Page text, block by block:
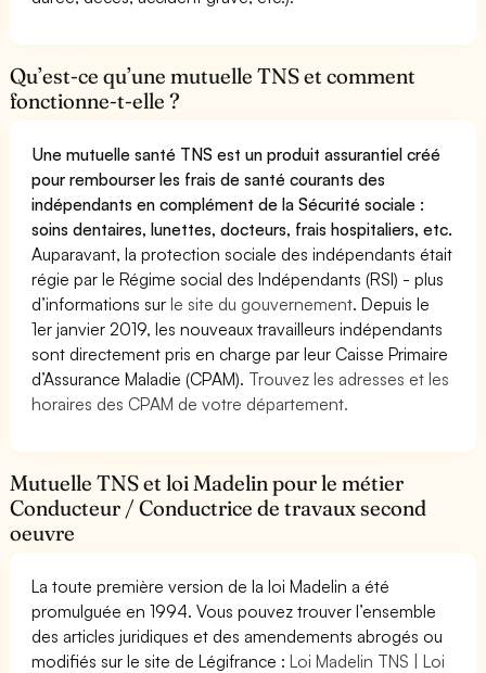
Qu’est-ce qu’une mutuelle TNS et comment
fonctionne-t-elle ?
Une mutuelle santé TNS est un produit assurantiel créé
pour rembourser les frais de santé courants des
indépendants en complément de la Sécurité sociale :
soins dentaires, lunettes, docteurs, frais hospitaliers, etc.
Auparavant, la protection sociale des indépendants était
régie par le Régime social des Indépendants (RSI) - plus
d’informations surle site du gouvernement. Depuis le
1er janvier 2019, les nouveaux travailleurs indépendants
sont directement pris en charge par leur Caisse Primaire
d’Assurance Maladie (CPAM). Trouvez les adresses et les
horaires des CPAM de votre département.
Mutuelle TNS et loi Madelin pour le métier
Conducteur / Conductrice de travaux second
oeuvre
La toute première version de la loi Madelin a été
promulguée en 1994. Vous pouvez trouver l’ensemble
des articles juridiques et des amendements abrogés ou
modifiés sur le site de Légifrance :Loi Madelin TNS | Loi